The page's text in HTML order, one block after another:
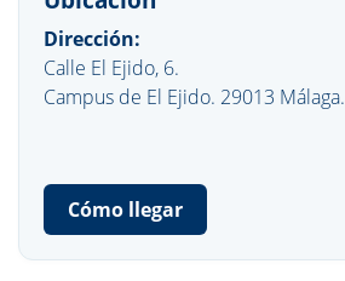
Dirección:
Calle El Ejido, 6.
Campus de El Ejido. 29013 Málaga.
Cómo llegar